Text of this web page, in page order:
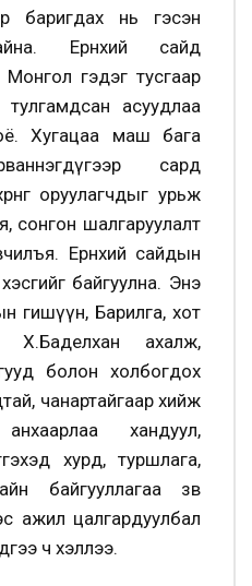
баригдах нь гэсэн
Ерөнхий сайд
гэдэг тусгаар
асуудлаа
Хугацаа маш бага
сард
оруулагчдыг урьж
сонгон шалгаруулалт
Ерөнхий сайдын
байгуулна. Энэ
гишүүн, Барилга, хот
Х.Баделхан ахалж,
болон холбогдох
чанартайгаар хийж
хандуул,
хурд, туршлага,
байгууллагаа зөв
ажил цалгардуулбал
ч хэллээ.